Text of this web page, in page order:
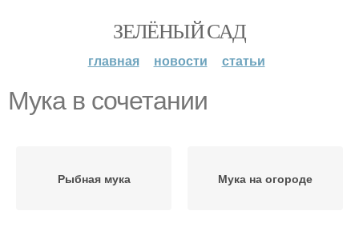
ЗЕЛЁНЫЙ САД
главная новости статьи
Мука в сочетании
Рыбная мука Мука на огороде